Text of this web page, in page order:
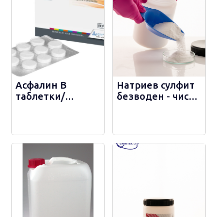
Асфалин В
таблетки/
Натриев сулфит
безводен - чист -